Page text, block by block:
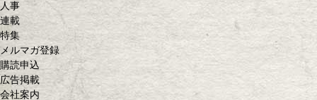
人事
連載
特集
メルマガ登録
購読申込
広告掲載
会社案内